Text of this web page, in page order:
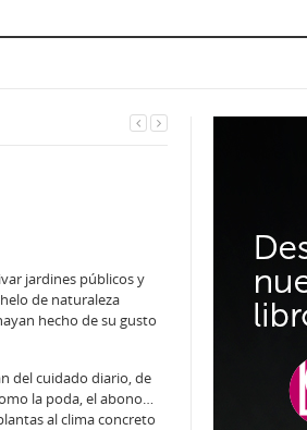
jardines públicos y
de naturaleza
hecho de su gusto
del cuidado diario, de
la poda, el abono…
al clima concreto